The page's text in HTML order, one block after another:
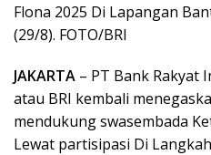
Flona 2025 Di Lapangan
(29/8). FOTO/BRI
JAKARTA – PT Bank Rakyat
atau BRI kembali
mendukung swasembada
Lewat partisipasi Di